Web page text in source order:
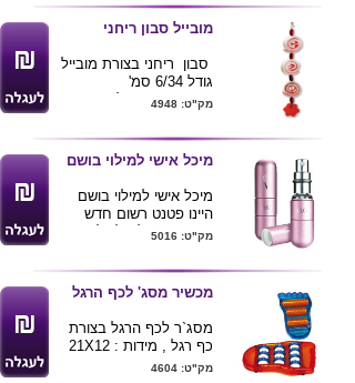
מובייל סבון ריחני
סבון ריחני בצורת מובייל
גודל 6/34 סמ'
מגיע באריזת צלופן
מק"ט: 4948
מיכל אישי למילוי בושם
מיכל אישי למילוי בושם
היינו פטנט רשום חדש
ופיתרון מושלם לכולנו.......
בושםבאמצעות
פיית סיליקון המורכבת בחלקו
התחתון של המיכל בצורה
קלה ומהירה .
ללא צורך
בפירוק ראש הבקבוק.
תכולה 5 מ"ל מספיקים
לכ50 התזות
מק"ט: 5016
מכשיר מסג' לכף הרגל
מסג`ר לכף הרגל בצורת
כף רגל , מידות : 21X12
ס"מ
מק"ט: 4604